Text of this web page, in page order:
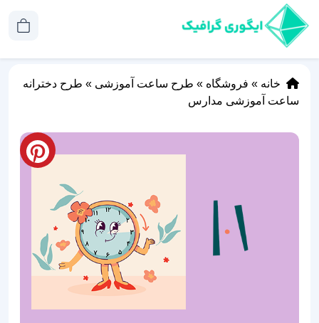
خانه » فروشگاه » طرح ساعت آموزشی » طرح دخترانه
ساعت آموزشی مدارس